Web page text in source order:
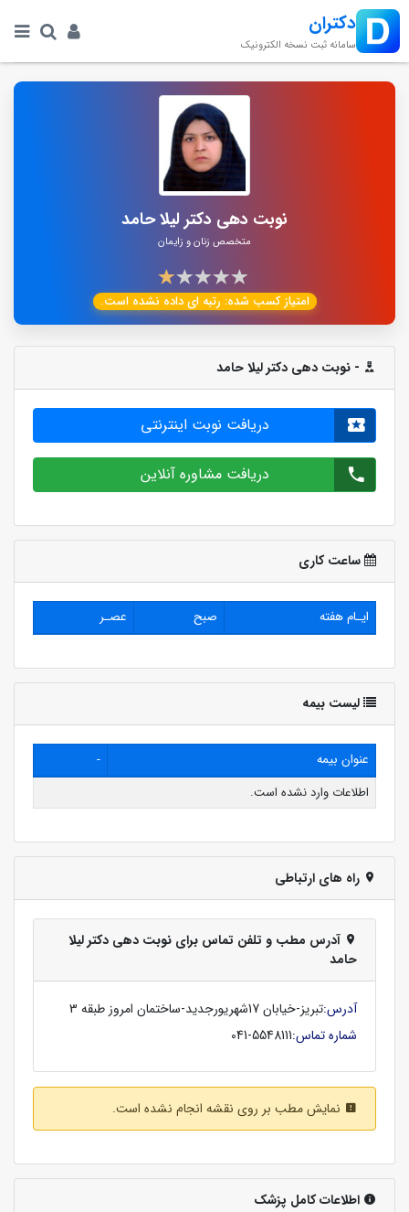
دکتران
سامانه ثبت نسخه الکترونیک
نوبت دهی دکتر لیلا حامد
متخصص زنان و زایمان
امتیاز کسب شده: رتبه ای داده نشده است.
- نوبت دهی دکتر لیلا حامد
دریافت نوبت اینترنتی
دریافت مشاوره آنلاین
ساعت کاری
ایـام هفته صبح عصـر
لیست بیمه
عنوان بیمه
-
اطلاعات وارد نشده است.
راه های ارتباطی
آدرس مطب و تلفن تماس برای نوبت دهی دکتر لیلا
حامد
آدرس:تبریز-خیابان 17شهریورجدید-ساختمان امروز طبقه 3
شماره تماس:041-5548111
نمایش مطب بر روی نقشه انجام نشده است.
اطلاعات کامل پزشک